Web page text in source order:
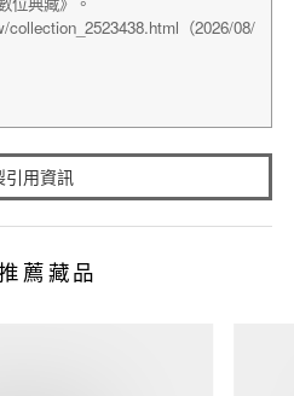
引用資訊
薦藏品